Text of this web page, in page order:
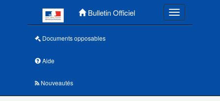
Bulletin Officiel Toggle
Documents opposables
Aide
Nouveautés